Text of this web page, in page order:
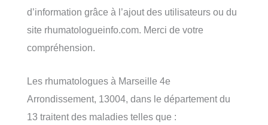
d’information grâce à l’ajout des utilisateurs ou du
site rhumatologueinfo.com. Merci de votre
compréhension.
Les rhumatologues à Marseille 4e
Arrondissement, 13004, dans le département du
13 traitent des maladies telles que :